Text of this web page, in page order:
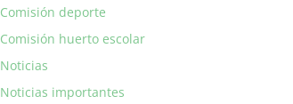
Comisión deporte
Comisión huerto escolar
Noticias
Noticias importantes